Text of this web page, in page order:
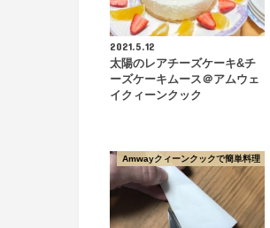
2021.5.12
太陽のレアチーズケーキ&チ
ーズケーキムース＠アムウェ
イクィーンクック
Amwayクィーンクックで簡単料理